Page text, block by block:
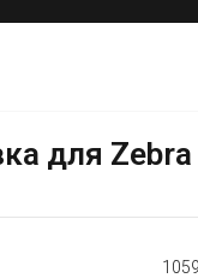
для Zebra